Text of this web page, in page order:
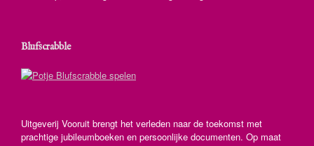
Blufscrabble
Uitgeverij Vooruit brengt het verleden naar de toekomst met
prachtige jubileumboeken en persoonlijke documenten. Op maat